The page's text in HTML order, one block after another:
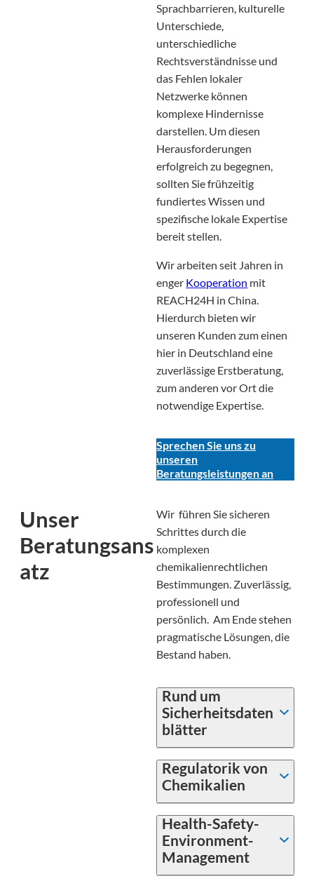
Sprachbarrieren, kulturelle
Unterschiede,
unterschiedliche
Rechtsverständnisse und
das Fehlen lokaler
Netzwerke können
komplexe Hindernisse
darstellen. Um diesen
Herausforderungen
erfolgreich zu begegnen,
sollten Sie frühzeitig
fundiertes Wissen und
spezifische lokale Expertise
bereit stellen.
Wir arbeiten seit Jahren in
enger Kooperation mit
REACH24H in China.
Hierdurch bieten wir
unseren Kunden zum einen
hier in Deutschland eine
zuverlässige Erstberatung,
zum anderen vor Ort die
notwendige Expertise.
Sprechen Sie uns zu
unseren
Beratungsleistungen an
Unser
Beratungsans
atz
Wir führen Sie sicheren
Schrittes durch die
komplexen
chemikalienrechtlichen
Bestimmungen. Zuverlässig,
professionell und
persönlich. Am Ende stehen
pragmatische Lösungen, die
Bestand haben.
Rund um
Sicherheitsdaten
blätter
Regulatorik von
Chemikalien
Health-Safety-
Environment-
Management